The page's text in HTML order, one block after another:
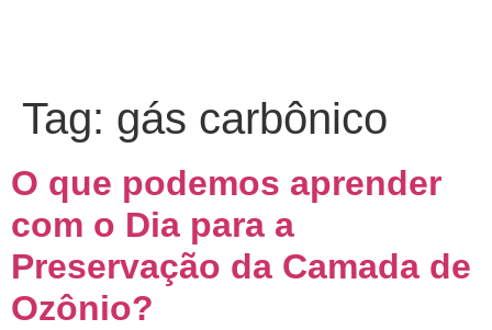
Tag: gás carbônico
O que podemos aprender
com o Dia para a
Preservação da Camada de
Ozônio?